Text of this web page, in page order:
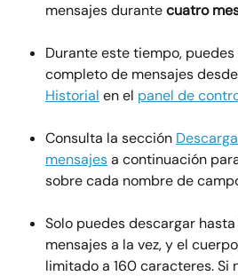
mensajes durante cuatro
Durante este tiempo,
completo de mensajes
Historial en el panel de
Consulta la sección
mensajes a continuación
sobre cada nombre de
Solo puedes descargar
mensajes a la vez, y el
limitado a 160 caracteres. Si